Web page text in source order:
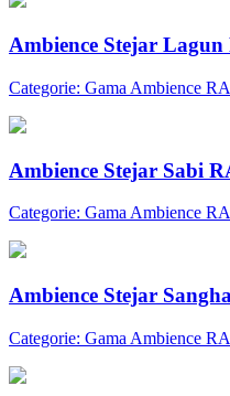
Ambience Stejar Lagun
Categorie: Gama Ambience
Ambience Stejar Sabi
Categorie: Gama Ambience
Ambience Stejar
Categorie: Gama Ambience